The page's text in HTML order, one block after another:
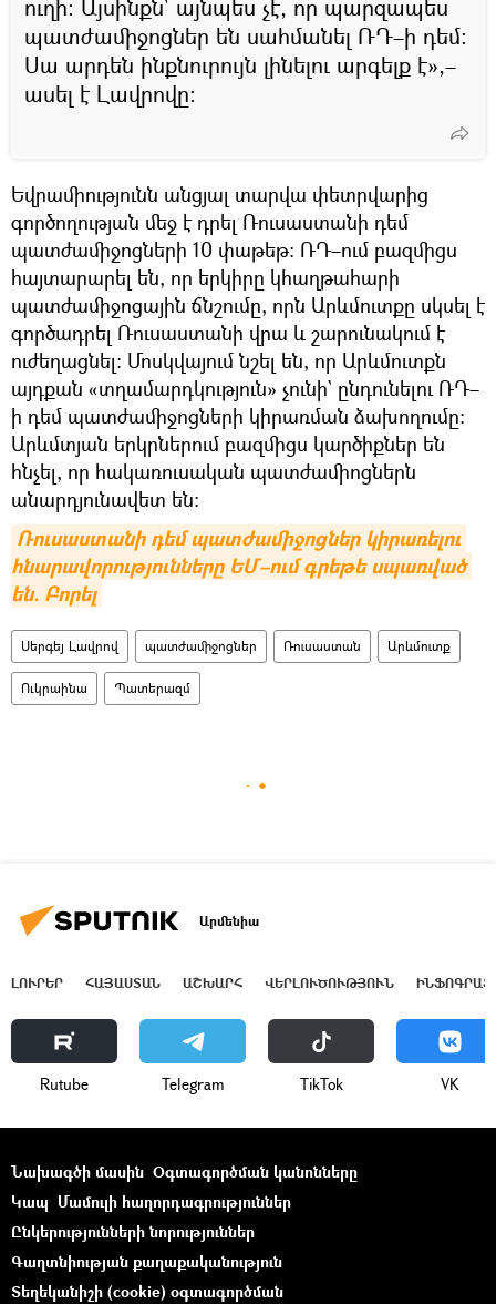
ուղի։ Այսինքն` այնպես չէ, որ պարզապես
պատժամիջոցներ են սահմանել ՌԴ–ի դեմ։
Սա արդեն ինքնուրույն լինելու արգելք է»,–
ասել է Լավրովը։
Եվրամիությունն անցյալ տարվա փետրվարից
գործողության մեջ է դրել Ռուսաստանի դեմ
պատժամիջոցների 10 փաթեթ։ ՌԴ–ում բազմիցս
հայտարարել են, որ երկիրը կհաղթահարի
պատժամիջոցային ճնշումը, որն Արևմուտքը սկսել է
գործադրել Ռուսաստանի վրա և շարունակում է
ուժեղացնել։ Մոսկվայում նշել են, որ Արևմուտքն
այդքան «տղամարդկություն» չունի` ընդունելու ՌԴ–
ի դեմ պատժամիջոցների կիրառման ձախողումը։
Արևմտյան երկրներում բազմիցս կարծիքներ են
հնչել, որ հակառուսական պատժամիոցներն
անարդյունավետ են։
Ռուսաստանի դեմ պատժամիջոցներ կիրառելու
հնարավորությունները ԵՄ–ում գրեթե սպառված
են. Բորել
Սերգեյ Լավրով պատժամիջոցներ Ռուսաստան Արևմուտք
Ուկրաինա Պատերազմ
Արմենիա
ԼՈՒՐԵՐ ՀԱՅԱՍՏԱՆ ԱՇԽԱՐՀ ՎԵՐԼՈՒԾՈՒԹՅՈՒՆ
Rutube Telegram ТikТоk VK
Նախագծի մասին Օգտագործման կանոնները
Կապ Մամուլի հաղորդագրություններ
Ընկերությունների նորություններ
Գաղտնիության քաղաքականություն
Տեղեկանիշի (cookie) օգտագործման